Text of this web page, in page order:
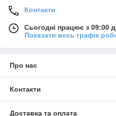
Контакти
Сьогодні працює з 09:00
Показати весь графік
Про нас
Контакти
Доставка та оплата